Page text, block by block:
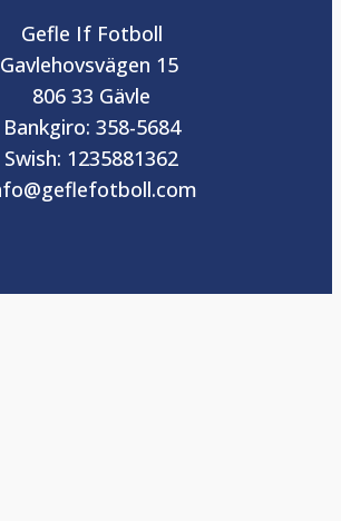
Gefle If Fotboll
Gavlehovsvägen 15
806 33 Gävle
Bankgiro: 358-5684
Swish: 1235881362